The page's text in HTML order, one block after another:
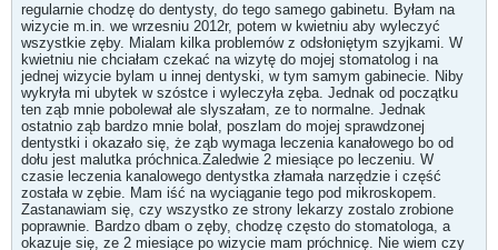
regularnie chodzę do dentysty, do tego samego gabinetu. Byłam na
wizycie m.in. we wrzesniu 2012r, potem w kwietniu aby wyleczyć
wszystkie zęby. Mialam kilka problemów z odsłoniętym szyjkami. W
kwietniu nie chciałam czekać na wizytę do mojej stomatolog i na
jednej wizycie bylam u innej dentyski, w tym samym gabinecie. Niby
wykryła mi ubytek w szóstce i wyleczyła zęba. Jednak od początku
ten ząb mnie pobolewał ale slyszałam, ze to normalne. Jednak
ostatnio ząb bardzo mnie bolał, poszlam do mojej sprawdzonej
dentystki i okazało się, że ząb wymaga leczenia kanałowego bo od
dołu jest malutka próchnica.Zaledwie 2 miesiące po leczeniu. W
czasie leczenia kanalowego dentystka złamała narzędzie i część
została w zębie. Mam iść na wyciąganie tego pod mikroskopem.
Zastanawiam się, czy wszystko ze strony lekarzy zostalo zrobione
poprawnie. Bardzo dbam o zęby, chodzę często do stomatologa, a
okazuje się, ze 2 miesiące po wizycie mam próchnicę. Nie wiem czy